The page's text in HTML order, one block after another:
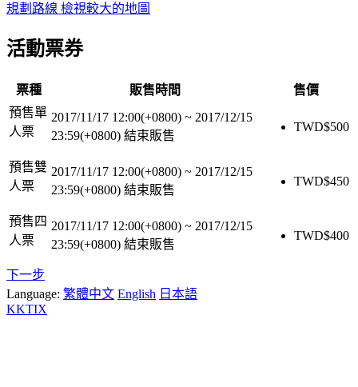
規劃路線 檢視較大的地圖
活動票券
票種 販售時間
售價
預售單
人票
2017/11/17 12:00(+0800) ~ 2017/12/15
23:59(+0800) 結束販售
TWD$500
預售雙
人票
2017/11/17 12:00(+0800) ~ 2017/12/15
23:59(+0800) 結束販售
TWD$450
預售四
人票
2017/11/17 12:00(+0800) ~ 2017/12/15
23:59(+0800) 結束販售
TWD$400
下一步
Language: 繁體中文 English 日本語
KKTIX